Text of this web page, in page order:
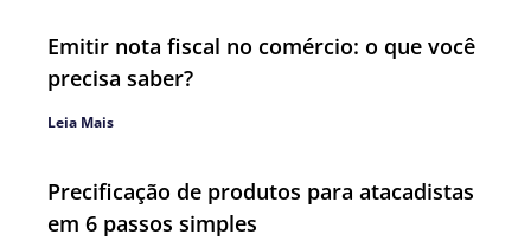
Emitir nota fiscal no comércio: o que você
precisa saber?
Leia Mais
Precificação de produtos para atacadistas
em 6 passos simples